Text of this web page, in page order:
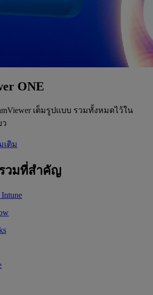
ONE
เต็มรูปแบบ รวมทั้งหมดไว้ใน
เติม
วมที่สำคัญ